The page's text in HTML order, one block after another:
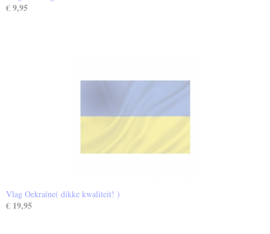
€ 9,95
Vlag Oekraïne( dikke kwaliteit! )
€ 19,95